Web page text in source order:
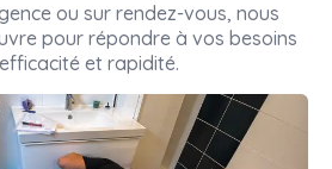
ou sur rendez-vous, nous
pour répondre à vos besoins
et rapidité.